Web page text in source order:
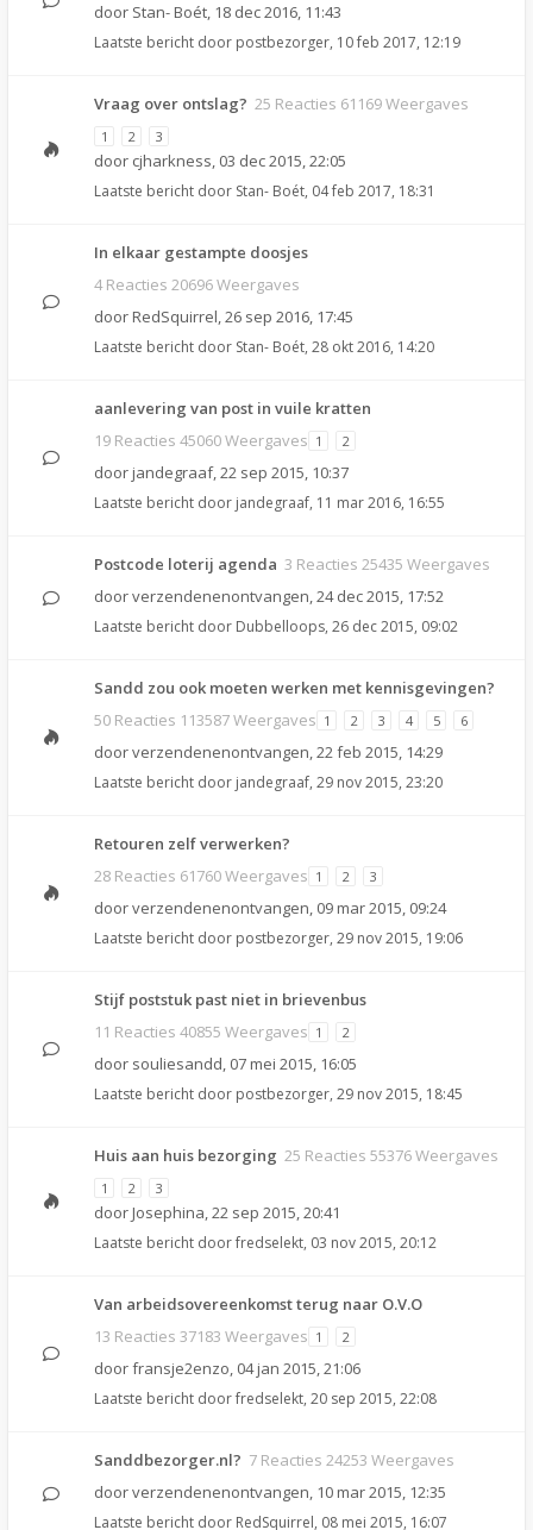
door Stan- Boét, 18 dec 2016, 11:43
Laatste bericht door postbezorger, 10 feb 2017, 12:19
Vraag over ontslag? 25 Reacties 61169 Weergaves
1 2 3
door cjharkness, 03 dec 2015, 22:05
Laatste bericht door Stan- Boét, 04 feb 2017, 18:31
In elkaar gestampte doosjes
4 Reacties 20696 Weergaves
door RedSquirrel,26 sep 2016, 17:45
Laatste bericht door Stan- Boét, 28 okt 2016, 14:20
aanlevering van post in vuile kratten
19 Reacties 45060 Weergaves 1 2
door jandegraaf,22 sep 2015, 10:37
Laatste bericht door jandegraaf, 11 mar 2016, 16:55
Postcode loterij agenda 3 Reacties 25435 Weergaves
doorverzendenenontvangen,24 dec 2015, 17:52
Laatste bericht door Dubbelloops, 26 dec 2015, 09:02
Sandd zou ook moeten werken met kennisgevingen?
50 Reacties 113587 Weergaves 1 2 3 4 5 6
doorverzendenenontvangen,22 feb 2015, 14:29
Laatste bericht door jandegraaf, 29 nov 2015, 23:20
Retouren zelf verwerken?
28 Reacties 61760 Weergaves 1 2 3
doorverzendenenontvangen, 09 mar 2015, 09:24
Laatste bericht door postbezorger, 29 nov 2015, 19:06
Stijf poststuk past niet in brievenbus
11 Reacties 40855 Weergaves 1 2
door souliesandd, 07 mei 2015, 16:05
Laatste bericht door postbezorger, 29 nov 2015, 18:45
Huis aan huis bezorging 25 Reacties 55376 Weergaves
1 2 3
door Josephina,22 sep 2015, 20:41
Laatste bericht doorfredselekt, 03 nov 2015, 20:12
Van arbeidsovereenkomst terug naar O.V.O
13 Reacties 37183 Weergaves 1 2
doorfransje2enzo, 04 jan 2015, 21:06
Laatste bericht doorfredselekt, 20 sep 2015, 22:08
Sanddbezorger.nl? 7 Reacties 24253 Weergaves
doorverzendenenontvangen, 10 mar 2015, 12:35
Laatste bericht door RedSquirrel, 08 mei 2015, 16:07